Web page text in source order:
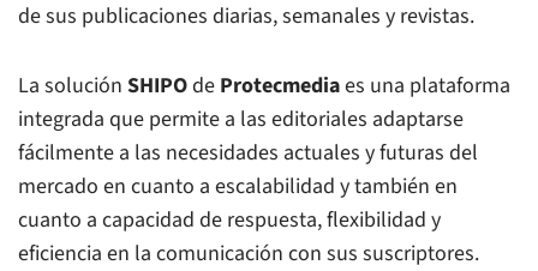
de sus publicaciones diarias, semanales y revistas.
La solución SHIPOde Protecmediaes una plataforma
integrada que permite a las editoriales adaptarse
fácilmente a las necesidades actuales y futuras del
mercado en cuanto a escalabilidad y también en
cuanto a capacidad de respuesta, flexibilidad y
eficiencia en la comunicación con sus suscriptores.